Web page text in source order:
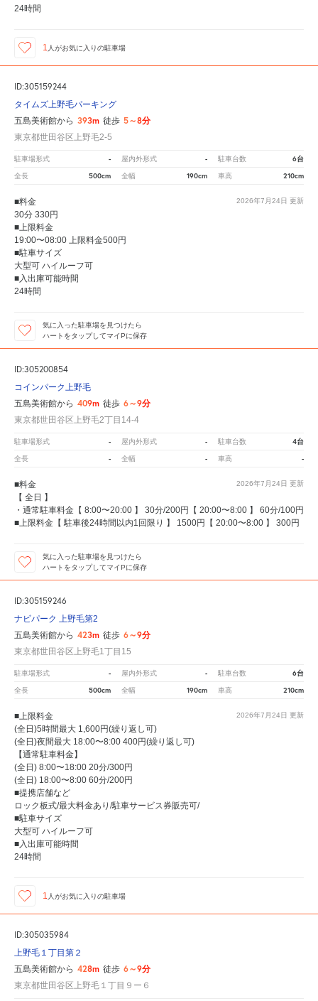
24時間
1 人がお気に入りの駐車場
ID:305159244
タイムズ上野毛パーキング
五島美術館から 393m 徒歩 5～8分
東京都世田谷区上野毛2-5
駐車場形式 - 屋内外形式 - 駐車台数 6台
全長 500cm 全幅 190cm 車高 210cm
2026年7月24日 更新
■料金
30分 330円
■上限料金
19:00〜08:00 上限料金500円
■駐車サイズ
大型可 ハイルーフ可
■入出庫可能時間
24時間
気に入った駐車場を見つけたら
ハートをタップしてマイPに保存
ID:305200854
コインパーク上野毛
五島美術館から 409m 徒歩 6～9分
東京都世田谷区上野毛2丁目14-4
駐車場形式 - 屋内外形式 - 駐車台数 4台
全長 - 全幅 - 車高 -
2026年7月24日 更新
■料金
【 全日 】
・通常駐車料金【 8:00〜20:00 】 30分/200円【 20:00〜8:00 】 60分/100円
■上限料金【 駐車後24時間以内1回限り 】 1500円【 20:00〜8:00 】 300円
気に入った駐車場を見つけたら
ハートをタップしてマイPに保存
ID:305159246
ナビパーク 上野毛第2
五島美術館から 423m 徒歩 6～9分
東京都世田谷区上野毛1丁目15
駐車場形式 - 屋内外形式 - 駐車台数 6台
全長 500cm 全幅 190cm 車高 210cm
2026年7月24日 更新
■上限料金
(全日)5時間最大 1,600円(繰り返し可)
(全日)夜間最大 18:00〜8:00 400円(繰り返し可)
【通常駐車料金】
(全日) 8:00〜18:00 20分/300円
(全日) 18:00〜8:00 60分/200円
■提携店舗など
ロック板式/最大料金あり/駐車サービス券販売可/
■駐車サイズ
大型可 ハイルーフ可
■入出庫可能時間
24時間
1 人がお気に入りの駐車場
ID:305035984
上野毛１丁目第２
五島美術館から 428m 徒歩 6～9分
東京都世田谷区上野毛１丁目９ー６